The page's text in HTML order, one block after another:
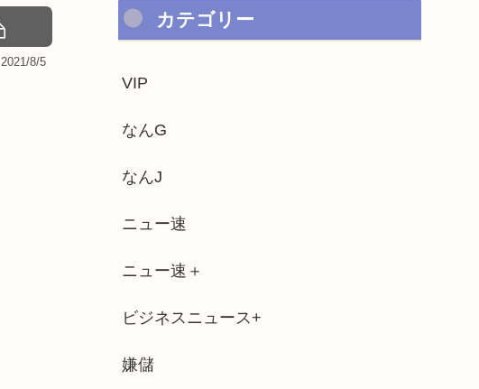
2021/8/5
カテゴリー
VIP
なんG
なんJ
ニュー速
ニュー速＋
ビジネスニュース+
嫌儲